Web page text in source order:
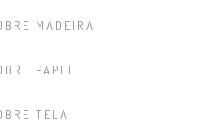
MADEIRA
PAPEL
TELA